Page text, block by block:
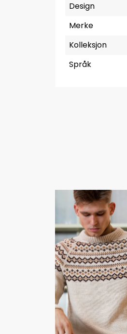
Design
Merke
Kolleksjon
Språk